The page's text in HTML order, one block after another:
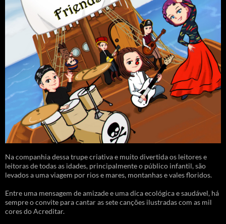
Na companhia dessa trupe criativa e muito divertida os leitores e
leitoras de todas as idades, principalmente o público infantil, são
levados a uma viagem por rios e mares, montanhas e vales floridos.
Entre uma mensagem de amizade e uma dica ecológica e saudável, há
sempre o convite para cantar as sete canções ilustradas com as mil
cores do Acreditar.